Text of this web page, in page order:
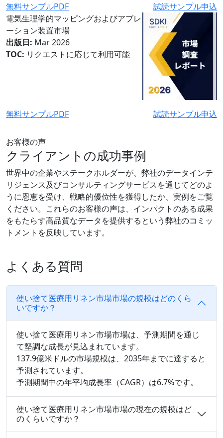
無料サンプルPDF
試読サンプル申込
電気生理学的マッピングおよびアブレ
ーション装置市場
出版日: Mar 2026
TOC: リクエストに応じて利用可能
無料サンプルPDF 試読サンプル申込
お客様の声
クライアントの成功事例
世界中の企業やステークホルダーが、弊社のデータインテ
リジェンス及びコンサルティングサービスを通じてどのよ
うに恩恵を受け、戦略的優位性を獲得したか、実例をご覧
ください。これらのお客様の声は、インパクトのある成果
をもたらす高品質なデータを提供するという弊社のコミッ
トメントを反映しています。
よくある質問
使い捨て医療用リネン市場市場の規模はどのくら
いですか？
使い捨て医療用リネン市場市場は、予測期間を通じ
て堅調な成長が見込まれています。
137.9億米ドルの市場規模は、2035年までに達すると
予測されています。
予測期間中の年平均成長率（CAGR）は6.7%です。
使い捨て医療用リネン市場市場の現在の規模はど
のくらいですか？